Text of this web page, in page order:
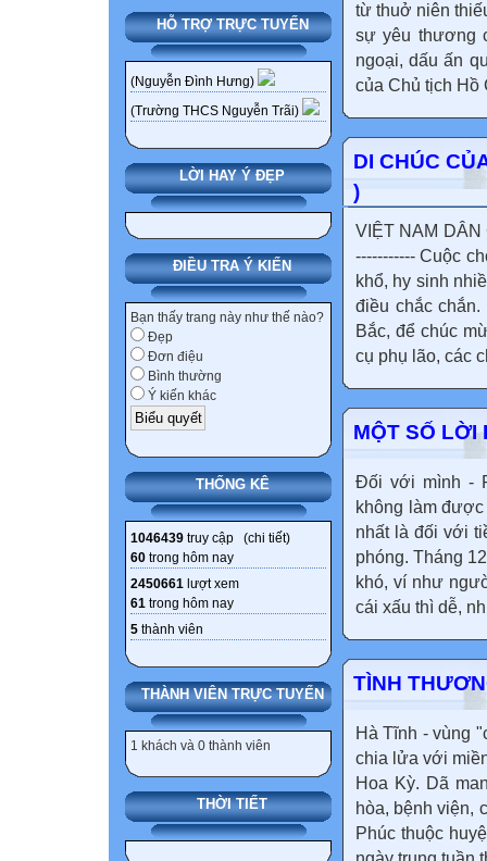
HỖ TRỢ TRỰC TUYẾN
(Nguyễn Đình Hưng)
(Trường THCS Nguyễn Trãi)
LỜI HAY Ý ĐẸP
ĐIỀU TRA Ý KIẾN
Bạn thấy trang này như thế nào?
Đẹp
Đơn điệu
Bình thường
Ý kiến khác
THỐNG KÊ
1046439 truy cập (chi tiết)
60 trong hôm nay
2450661 lượt xem
61 trong hôm nay
5 thành viên
THÀNH VIÊN TRỰC TUYẾN
1 khách và 0 thành viên
THỜI TIẾT
từ thuở niên
sự yêu thương
ngoại, dấu ấn
của Chủ tịch Hồ
DI CHÚC
)
VIỆT NAM DÂN
----------- Cuộc
khổ, hy sinh
điều chắc
Bắc, để chúc
cụ phụ lão, các
MỘT SỐ LỜI
Đối với mình -
không làm
nhất là đối với
phóng. Tháng
khó, ví như
cái xấu thì dễ,
TÌNH
Hà Tĩnh - vùng
chia lửa với
Hoa Kỳ. Dã
hòa, bệnh viện,
Phúc thuộc